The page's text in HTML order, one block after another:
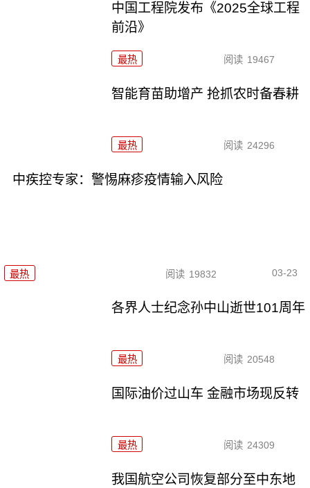
中国工程院发布《2025全球工程
前沿》
最热 阅读 19467
智能育苗助增产 抢抓农时备春耕
最热 阅读 24296
中疾控专家：警惕麻疹疫情输入风险
最热 阅读 19832 03-23
各界人士纪念孙中山逝世101周年
最热 阅读 20548
国际油价过山车 金融市场现反转
最热 阅读 24309
我国航空公司恢复部分至中东地